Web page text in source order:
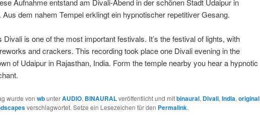
Aufnahme entstand am Divali-Abend in der schönen Stadt Udaipur in
Aus dem nahem Tempel erklingt ein hypnotischer repetitiver Gesang.
Divali is one of the most important festivals. It’s the festival of lights, with
and crackers. This recording took place one Divali evening in the
of Udaipur in Rajasthan, India. Form the temple nearby you hear a hypnotic
wurde von wbunterAUDIO, BINAURALveröffentlicht und mitbinaural, Divali, India, original
verschlagwortet. Setze ein Lesezeichen für den Permalink.